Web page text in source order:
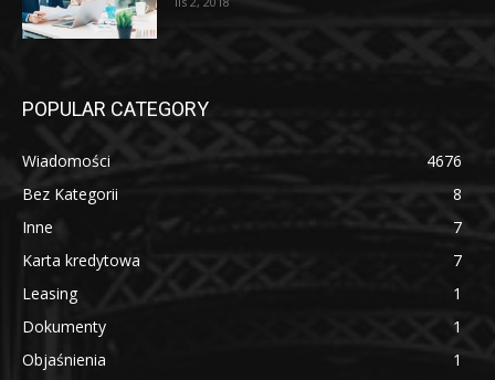
POPULAR CATEGORY
Wiadomości
4676
Bez Kategorii
8
Inne
7
Karta kredytowa
7
Leasing
1
Dokumenty
1
Objaśnienia
1